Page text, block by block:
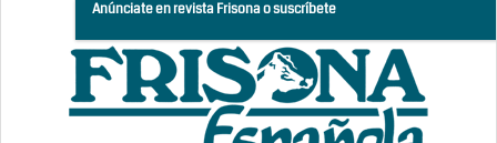
Anúnciate en revista Frisona o suscríbete